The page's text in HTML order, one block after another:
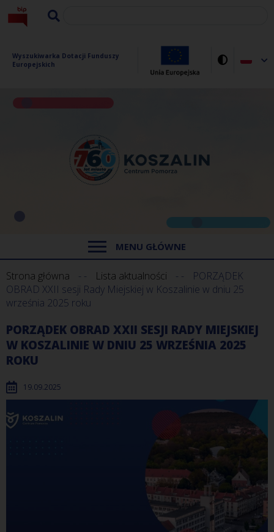
Wyszukiwarka Dotacji Funduszy
Europejskich
MENU GŁÓWNE
Strona główna Lista aktualności
PORZĄDEK
OBRAD XXII sesji Rady Miejskiej w Koszalinie w dniu 25
września 2025 roku
PORZĄDEK OBRAD XXII SESJI RADY MIEJSKIEJ
W KOSZALINIE W DNIU 25 WRZEŚNIA 2025
ROKU
19.09.2025